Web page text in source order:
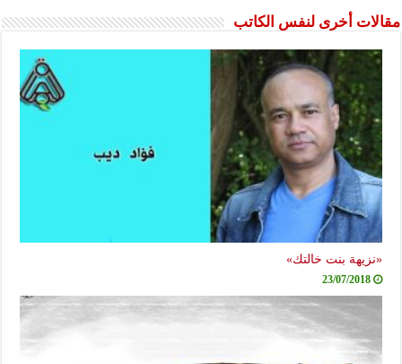
مقالات أخرى لنفس الكاتب
«نزيهة بنت خالتك»
23/07/2018